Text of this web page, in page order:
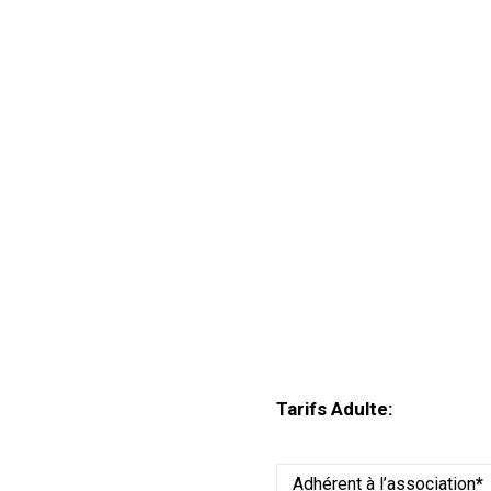
Tarifs Adulte:
Adhérent à l’association*